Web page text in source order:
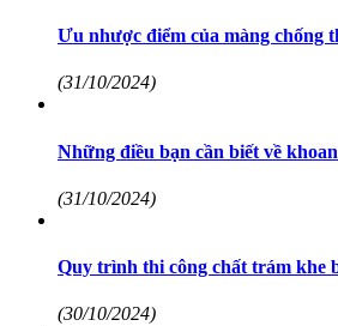
Ưu nhược điểm của màng chống
(31/10/2024)
Những điều bạn cần biết về
(31/10/2024)
Quy trình thi công chất trám khe
(30/10/2024)